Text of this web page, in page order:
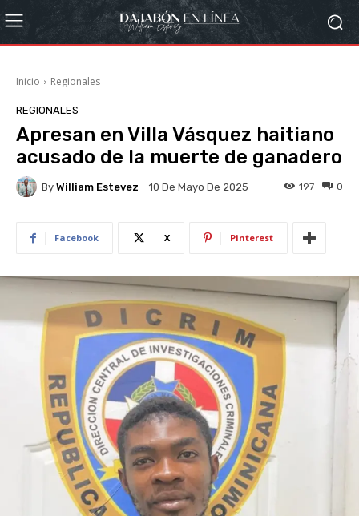
Inicio Regionales
REGIONALES
Apresan en Villa Vásquez haitiano
acusado de la muerte de ganadero
By William Estevez 10 De Mayo De 2025 0
197
Facebook X Pinterest